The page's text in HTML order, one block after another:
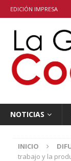
EDICIÓN IMPRESA
NOTICIAS
INICIO
trabajo y la